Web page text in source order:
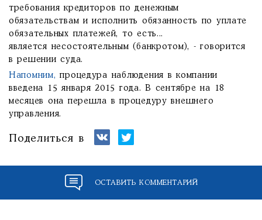
требования кредиторов по денежным
обязательствам и исполнить обязанность по уплате
обязательных платежей, то есть...
является несостоятельным (банкротом), - говорится
в решении суда.
Напомним, процедура наблюдения в компании
введена 15 января 2015 года. В сентябре на 18
месяцев она перешла в процедуру внешнего
управления.
Поделиться в
ОСТАВИТЬ КОММЕНТАРИЙ